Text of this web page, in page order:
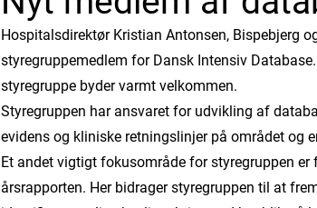
Hospitalsdirektør Kristian Antonsen, Bispebjerg
styregruppemedlem for Dansk Intensiv
styregruppe byder varmt velkommen.
Styregruppen har ansvaret for udvikling af
evidens og kliniske retningslinjer på området og
Et andet vigtigt fokusområde for styregruppen
årsrapporten. Her bidrager styregruppen til at